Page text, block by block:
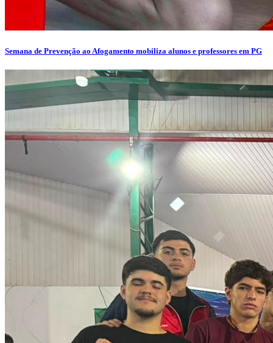
Semana de Prevenção ao Afogamento mobiliza alunos e professores em PG